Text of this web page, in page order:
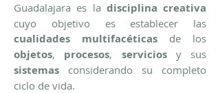
Guadalajara es la disciplina creativa
cuyo objetivo es establecer las
cualidades multifacéticas de los
objetos, procesos, serviciosy sus
sistemas considerando su completo
ciclo de vida.